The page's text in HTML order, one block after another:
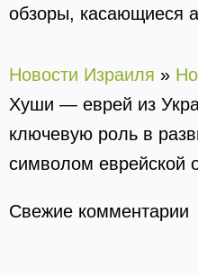
обзоры, касающиеся
Новости Израиля »
Хуши — еврей из
ключевую роль в
символом еврейской
Свежие комментарии